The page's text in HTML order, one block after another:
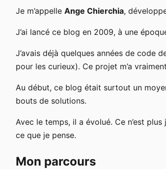
Je m’appelle Ange Chierchia,
J’ai lancé ce blog en 2009, à une
J’avais déjà quelques années de code
pour les curieux). Ce projet m’a
Au début, ce blog était surtout un
bouts de solutions.
Avec le temps, il a évolué. Ce n’est
ce que je pense.
Mon parcours